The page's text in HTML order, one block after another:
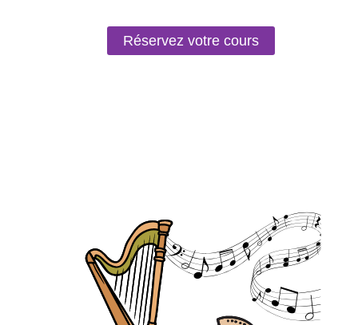
Réservez votre cours